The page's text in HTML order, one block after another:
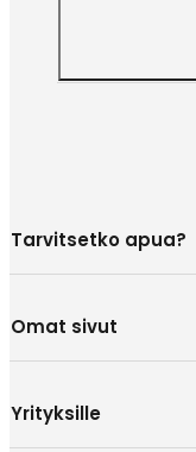
Tarvitsetko apua?
Omat sivut
Yrityksille